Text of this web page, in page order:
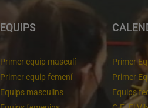
EQUIPS
Primer equip masculí
Primer equip femení
Equips masculins
Primer
Primer
Equips